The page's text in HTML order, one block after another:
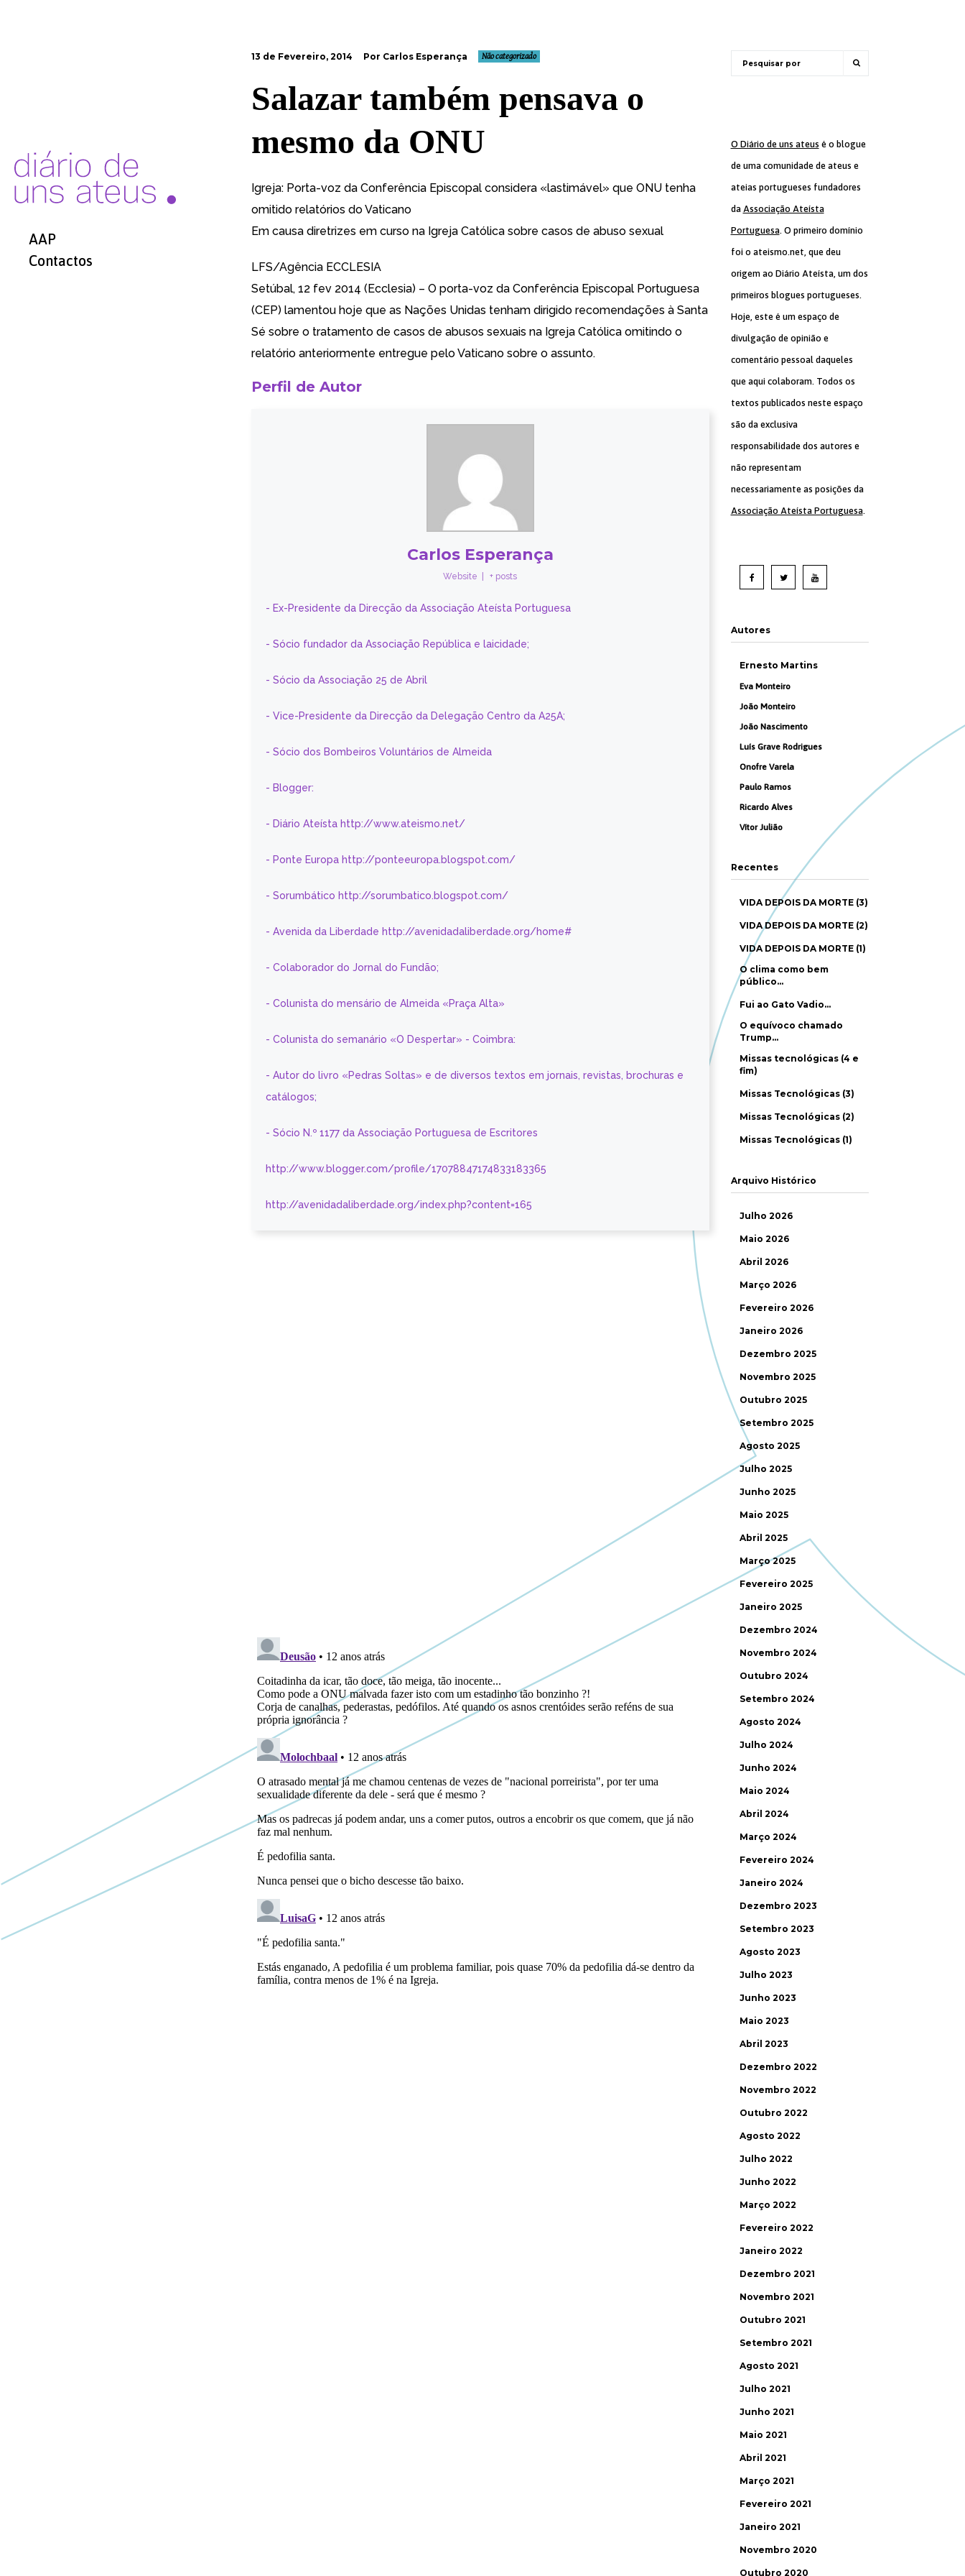
AAP
Contactos
13 de Fevereiro, 2014 Por Carlos Esperança Não categorizado
Salazar também pensava o
mesmo da ONU
Igreja: Porta-voz da Conferência Episcopal considera «lastimável» que ONU tenha
omitido relatórios do Vaticano
Em causa diretrizes em curso na Igreja Católica sobre casos de abuso sexual
LFS/Agência ECCLESIA
Setúbal, 12 fev 2014 (Ecclesia) – O porta-voz da Conferência Episcopal Portuguesa
(CEP) lamentou hoje que as Nações Unidas tenham dirigido recomendações à Santa
Sé sobre o tratamento de casos de abusos sexuais na Igreja Católica omitindo o
relatório anteriormente entregue pelo Vaticano sobre o assunto.
Perfil de Autor
Carlos Esperança
Website + posts
- Ex-Presidente da Direcção da Associação Ateísta Portuguesa
- Sócio fundador da Associação República e laicidade;
- Sócio da Associação 25 de Abril
- Vice-Presidente da Direcção da Delegação Centro da A25A;
- Sócio dos Bombeiros Voluntários de Almeida
- Blogger:
- Diário Ateísta http://www.ateismo.net/
- Ponte Europa http://ponteeuropa.blogspot.com/
- Sorumbático http://sorumbatico.blogspot.com/
- Avenida da Liberdade http://avenidadaliberdade.org/home#
- Colaborador do Jornal do Fundão;
- Colunista do mensário de Almeida «Praça Alta»
- Colunista do semanário «O Despertar» - Coimbra:
- Autor do livro «Pedras Soltas» e de diversos textos em jornais, revistas, brochuras e
catálogos;
- Sócio N.º 1177 da Associação Portuguesa de Escritores
http://www.blogger.com/profile/17078847174833183365
http://avenidadaliberdade.org/index.php?content=165
O Diário de uns ateus é o blogue
de uma comunidade de ateus e
ateias portugueses fundadores
da Associação Ateísta
Portuguesa. O primeiro domínio
foi o ateismo.net, que deu
origem ao Diário Ateísta, um dos
primeiros blogues portugueses.
Hoje, este é um espaço de
divulgação de opinião e
comentário pessoal daqueles
que aqui colaboram. Todos os
textos publicados neste espaço
são da exclusiva
responsabilidade dos autores e
não representam
necessariamente as posições da
Associação Ateísta Portuguesa.
Autores
Ernesto Martins
Eva Monteiro
João Monteiro
João Nascimento
Luís Grave Rodrigues
Onofre Varela
Paulo Ramos
Ricardo Alves
Vítor Julião
Recentes
VIDA DEPOIS DA MORTE (3)
VIDA DEPOIS DA MORTE (2)
VIDA DEPOIS DA MORTE (1)
O clima como bem
público…
Fui ao Gato Vadio…
O equívoco chamado
Trump…
Missas tecnológicas (4 e
fim)
Missas Tecnológicas (3)
Missas Tecnológicas (2)
Missas Tecnológicas (1)
Arquivo Histórico
Julho 2026
Maio 2026
Abril 2026
Março 2026
Fevereiro 2026
Janeiro 2026
Dezembro 2025
Novembro 2025
Outubro 2025
Setembro 2025
Agosto 2025
Julho 2025
Junho 2025
Maio 2025
Abril 2025
Março 2025
Fevereiro 2025
Janeiro 2025
Dezembro 2024
Novembro 2024
Outubro 2024
Setembro 2024
Agosto 2024
Julho 2024
Junho 2024
Maio 2024
Abril 2024
Março 2024
Fevereiro 2024
Janeiro 2024
Dezembro 2023
Setembro 2023
Agosto 2023
Julho 2023
Junho 2023
Maio 2023
Abril 2023
Dezembro 2022
Novembro 2022
Outubro 2022
Agosto 2022
Julho 2022
Junho 2022
Março 2022
Fevereiro 2022
Janeiro 2022
Dezembro 2021
Novembro 2021
Outubro 2021
Setembro 2021
Agosto 2021
Julho 2021
Junho 2021
Maio 2021
Abril 2021
Março 2021
Fevereiro 2021
Janeiro 2021
Novembro 2020
Outubro 2020